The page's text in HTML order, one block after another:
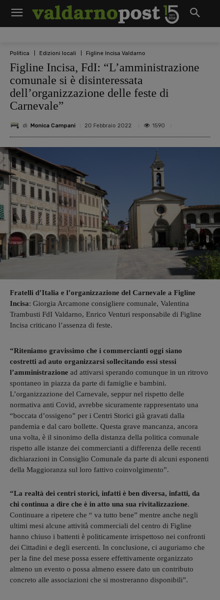
Politica Edizioni locali Figline Incisa Valdarno
Figline Incisa, FdI: “L’amministrazione
comunale si è disinteressata
dell’organizzazione delle feste di
Carnevale”
di Monica Campani 20 Febbraio 2022 1590
Fratelli d’Italia e l’organizzazione del Carnevale a Figline
Incisa: Giorgia Arcamone consigliere comunale, Valentina
Trambusti FdI Valdarno, Enrico Venturi responsabile di Figline
Incisa criticano l’assenza di feste.
“Riteniamo gravissimo che i commercianti oggi siano
costretti ad auto organizzarsi sollecitando essi stessi
l’amministrazione ad attivarsi sperando comunque in un ritrovo
spontaneo in piazza da parte di famiglie e bambini.
L’organizzazione del Carnevale, seppur nel rispetto delle
normativa anti Covid, avrebbe sicuramente rappresentato una
“boccata d’ossigeno” per i Centri Storici già gravati dalla
pandemia e dal caro bollette. Questa grave mancanza, ancora
una volta, è il sinonimo della distanza della politica comunale
rispetto alle istanze dei commercianti a differenza delle recenti
dichiarazioni in Consiglio Comunale da parte di alcuni esponenti
della Maggioranza sul loro fattivo coinvolgimento”.
“La realtà dei centri storici, infatti è ben diversa, infatti, da
chi continua a dire che è in atto una sua rivitalizzazione.
Continuare a ripetere che “ va tutto bene” mentre anche negli
ultimi mesi alcune attività commerciali del centro di Figline
hanno chiuso i battenti è politicamente irrispettoso nei confronti
dei Cittadini e degli esercenti. In conclusione, ci auguriamo che
per la fine del mese possa essere effettivamente organizzato
almeno un evento o possa almeno essere dato un contributo
concreto alle associazioni che si mostreranno disponibili”.